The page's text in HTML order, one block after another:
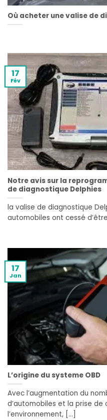
Où acheter une valise de
Notre avis sur la
de diagnostique Delphies
la valise de diagnostique
automobiles ont cessé d’être
17
Fév
L’origine du systeme OBD
Avec l’augmentation du
d’automobiles et la prise de
l’environnement, [...]
17
Jan